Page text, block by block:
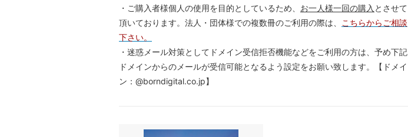
・ご購入者様個人の使用を目的としているため、 お一人様一回の購入 とさせて
頂いております。法人・団体様での複数冊のご利用の際は、
こちらからご相談
下さい。
・迷惑メール対策としてドメイン受信拒否機能などをご利用の方は、予め下記
ドメインからのメールが受信可能となるよう設定をお願い致します。【ドメイ
ン：@borndigital.co.jp】